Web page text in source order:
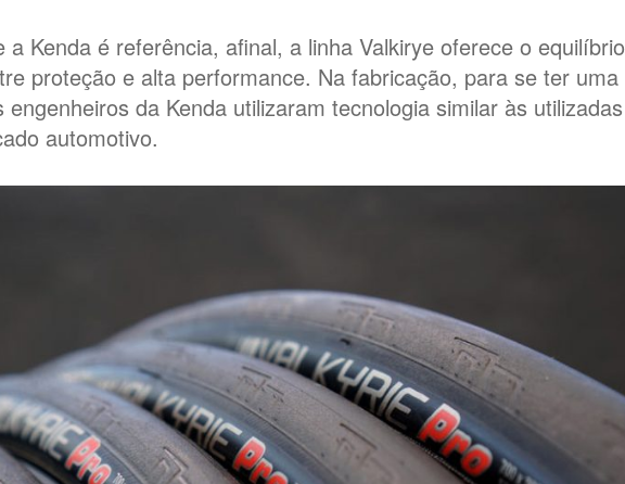
a Kenda é referência, afinal, a linha Valkirye oferece o equilíbrio
proteção e alta performance. Na fabricação, para se ter uma
engenheiros da Kenda utilizaram tecnologia similar às utilizadas
automotivo.